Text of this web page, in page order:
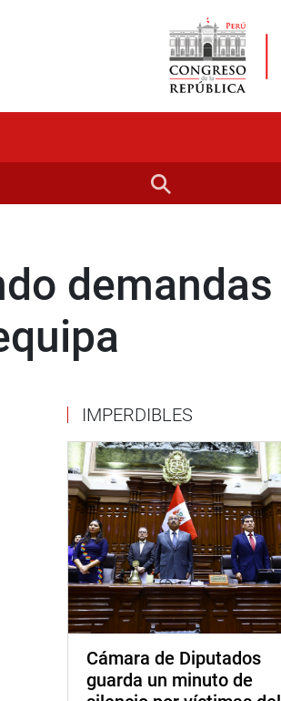
demandas
IMPERDIBLES
Cámara de Diputados
guarda un minuto de